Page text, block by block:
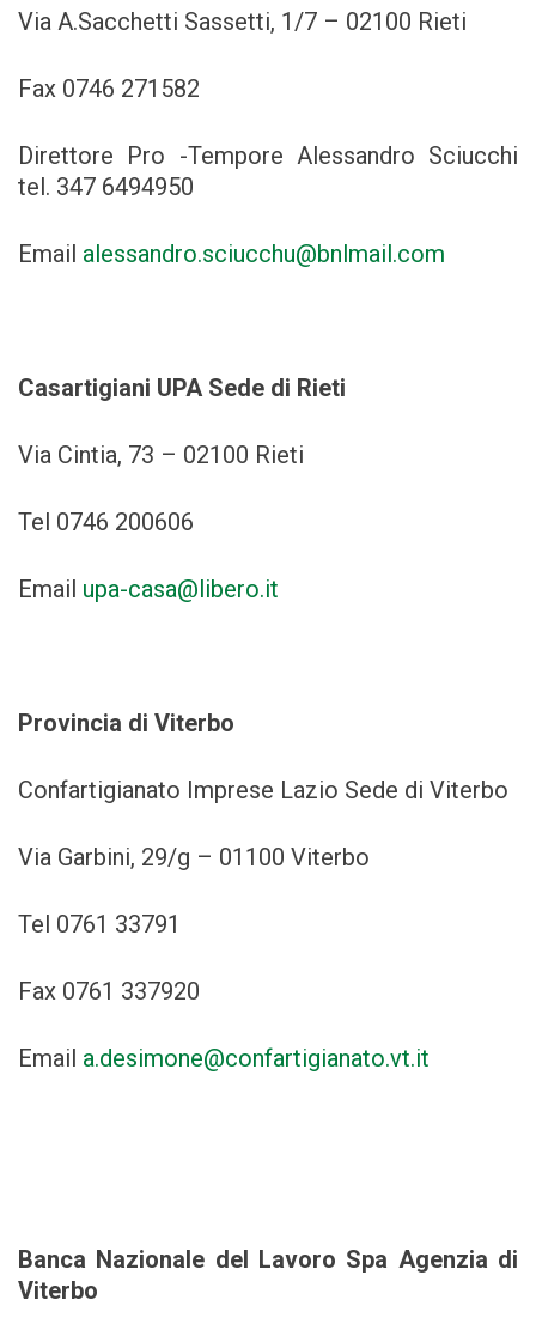
Via A.Sacchetti Sassetti, 1/7 – 02100 Rieti
Fax 0746 271582
Direttore Pro -Tempore Alessandro Sciucchi
tel. 347 6494950
Email alessandro.sciucchu@bnlmail.com
Casartigiani UPA Sede di Rieti
Via Cintia, 73 – 02100 Rieti
Tel 0746 200606
Email upa-casa@libero.it
Provincia di Viterbo
Confartigianato Imprese Lazio Sede di Viterbo
Via Garbini, 29/g – 01100 Viterbo
Tel 0761 33791
Fax 0761 337920
Email a.desimone@confartigianato.vt.it
Banca Nazionale del Lavoro Spa Agenzia di
Viterbo